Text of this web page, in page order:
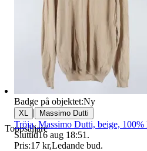
Toppsäljare
Badge på objektet:Ny
XL | Massimo Dutti
Tröja, Massimo Dutti, beige,
Sluttid16 aug 18:51 .
Pris:17 kr,Ledande bud.